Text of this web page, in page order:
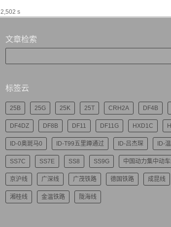
2,502 s
文章检索
标签云
25B 25G 25K 25T CRH2A DF4B
DF4DZ DF8B DF11 DF11G HXD1C
ID-0奥斑马0 ID-T99五里蹲通过 ID-吕杰琛 ID-
SS7C SS7E SS8 SS9G 中国动力集中动车
京沪线 广深线 广茂铁路 德国铁路 成昆线
湘桂线 金温铁路 陇海线